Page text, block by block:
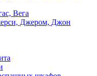
Вега
Джером, Джон